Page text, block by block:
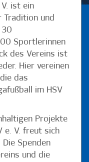
ist ein
Tradition und
30
Sportlerinnen
des Vereins ist
Hier vereinen
das
im HSV
Projekte
e. V. freut sich
Spenden
und die